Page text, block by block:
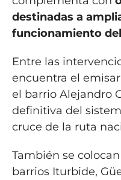
destinadas a
funcionamiento
Entre las
encuentra el
el barrio Alejandro
definitiva del
cruce de la ruta
También se
barrios Iturbide,